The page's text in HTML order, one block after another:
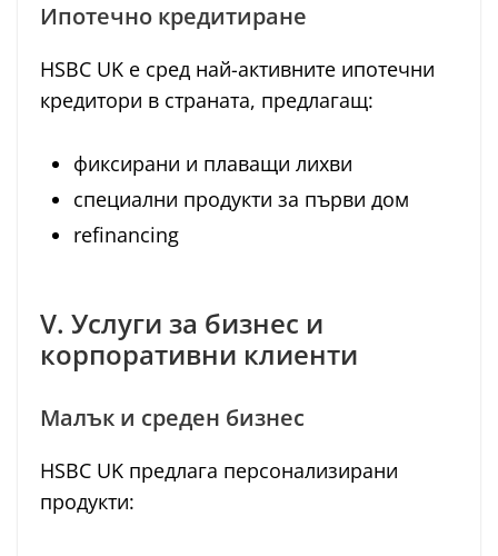
Ипотечно кредитиране
HSBC UK е сред най-активните ипотечни
кредитори в страната, предлагащ:
фиксирани и плаващи лихви
специални продукти за първи дом
refinancing
V. Услуги за бизнес и
корпоративни клиенти
Малък и среден бизнес
HSBC UK предлага персонализирани
продукти: